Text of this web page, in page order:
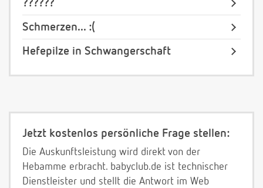
??????
Schmerzen... :(
Hefepilze in Schwangerschaft
Jetzt kostenlos persönliche Frage stellen:
Die Auskunftsleistung wird direkt von der
Hebamme erbracht. babyclub.de ist technischer
Dienstleister und stellt die Antwort im Web